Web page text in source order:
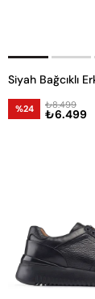
%24 ₺6.499
₺8.499